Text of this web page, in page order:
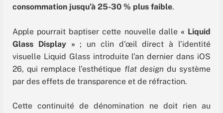
consommation jusqu’à 25-30 % plus faible.
Apple pourrait baptiser cette nouvelle dalle « Liquid
Glass Display » ; un clin d’œil direct à l’identité
visuelle Liquid Glass introduite l’an dernier dans iOS
26, qui remplace l’esthétique flat design du système
par des effets de transparence et de réfraction.
Cette continuité de dénomination ne doit rien au